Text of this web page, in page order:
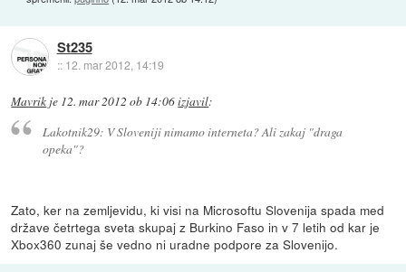
St235
:: 12. mar 2012, 14:19
Mavrik je 12. mar 2012 ob 14:06izjavil:
Lakotnik29: V Sloveniji nimamo interneta? Ali zakaj "draga
opeka"?
Zato, ker na zemljevidu, ki visi na Microsoftu Slovenija spada med
države četrtega sveta skupaj z Burkino Faso in v 7 letih od kar je
Xbox360 zunaj še vedno ni uradne podpore za Slovenijo.